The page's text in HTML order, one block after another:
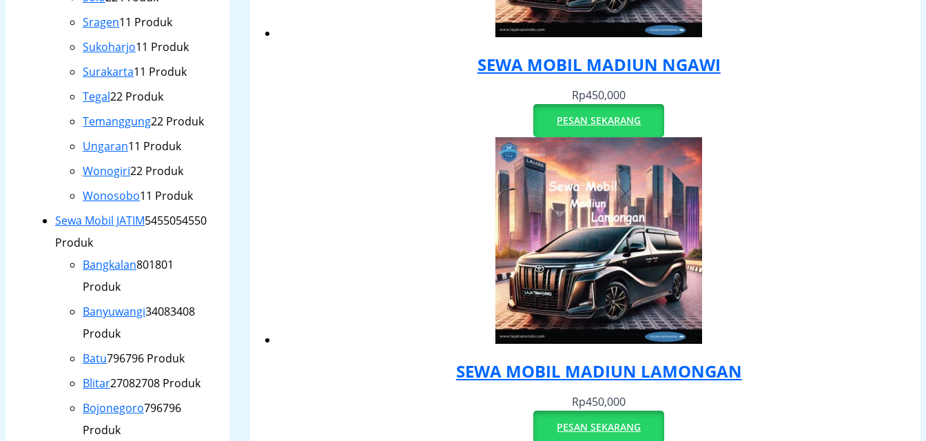
Sragen11 Produk
Sukoharjo11 Produk
Surakarta11 Produk
Tegal22 Produk
Temanggung22 Produk
Ungaran11 Produk
Wonogiri22 Produk
Wonosobo11 Produk
Sewa Mobil JATIM5455054550
Produk
Bangkalan801801
Produk
Banyuwangi34083408
Produk
Batu796796 Produk
Blitar27082708 Produk
Bojonegoro796796
Produk
SEWA MOBIL MADIUN NGAWI
Rp450,000
PESAN SEKARANG
SEWA MOBIL MADIUN LAMONGAN
Rp450,000
PESAN SEKARANG